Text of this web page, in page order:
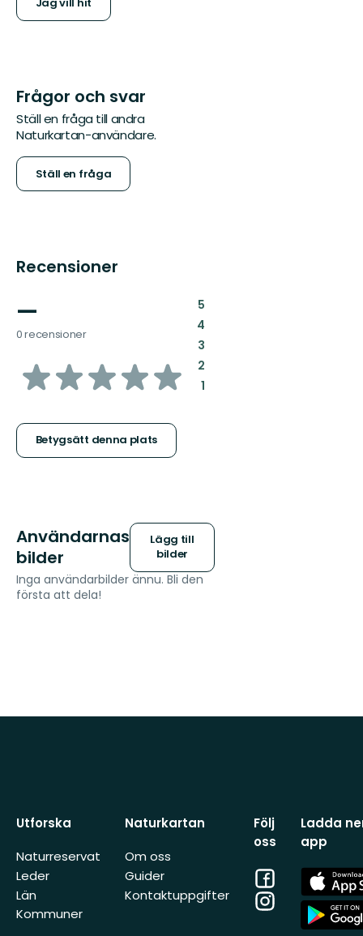
Frågor och svar
Ställ en fråga till andra
Naturkartan-användare.
Ställ en fråga
Recensioner
—
0 recensioner
av
stjärnor
Betygsätt denna plats
5:
4:
3:
2:
1:
Användarnas
bilder
Lägg till
bilder
Inga användarbilder ännu. Bli den
första att dela!
Utforska
Naturreservat
Leder
Län
Kommuner
Naturkartan
Om oss
Guider
Kontaktuppgifter
Följ
oss
Facebook
Instagram
Ladda
app
App
Store
App
Store